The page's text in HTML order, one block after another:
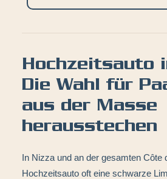
Hochzeitsauto
Die Wahl für
aus der Masse
herausstechen
In Nizza und an der gesamten Côte
Hochzeitsauto oft eine schwarze